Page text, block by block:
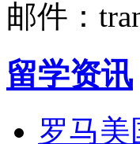
邮件：
留学资讯
罗马